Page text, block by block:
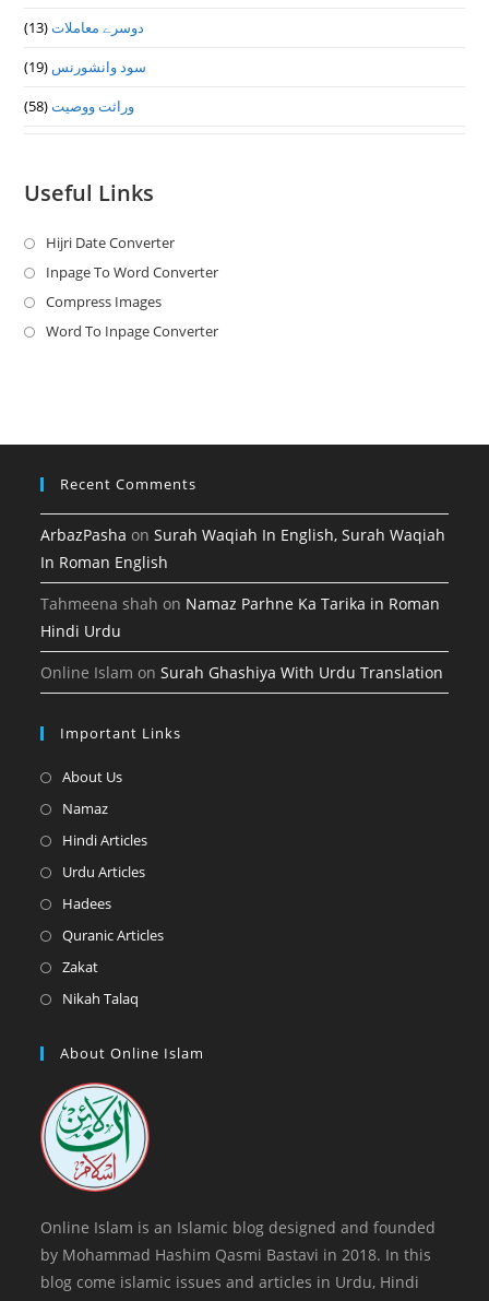
دوسرے معاملات(13)
سود وانشورنس (19)
وراثت ووصيت(58)
Useful Links
Hijri Date ConverterOpens
in
new
Inpage To Word ConverterOpens
a
Compress ImagesOpens
in
Word To Inpage ConverterOpens
tab
Recent Comments
ArbazPasha onSurah Waqiah In English, Surah Waqiah
In Roman English
Tahmeena shah on Namaz Parhne Ka Tarika in Roman
Hindi Urdu
Online Islam onSurah Ghashiya With Urdu Translation
Important Links
About UsOpens
a
tab
NamazOpens
in
tab
Hindi ArticlesOpens
tab
Urdu ArticlesOpens
a
HadeesOpens
in
tab
Quranic ArticlesOpens
tab
ZakatOpens
in
new
Nikah Talaq
a
tab
About Online Islam
Online Islam is an Islamic blog designed and founded
by Mohammad Hashim Qasmi Bastavi in 2018. In this
blog come islamic issues and articles in Urdu, Hindi